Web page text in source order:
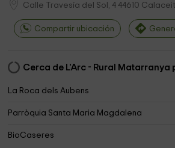
Calle Travesía del Sol, 4 44610
Compartir ubicación
Cerca de L'Arc - Rural Matarranya
La Roca dels Aubens
Parròquia Santa Maria Magdalena
BioCaseres